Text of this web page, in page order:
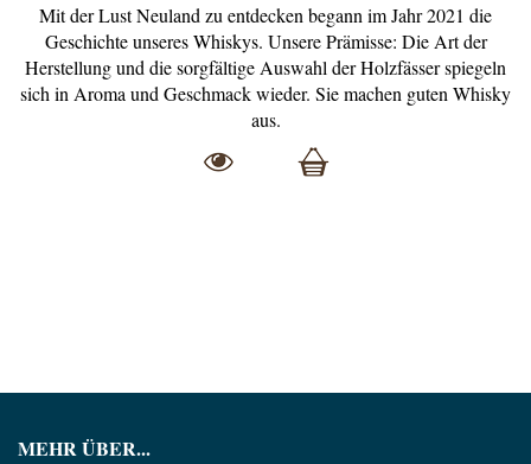
Mit der Lust Neuland zu entdecken begann im Jahr 2021 die
Geschichte unseres Whiskys. Unsere Prämisse: Die Art der
Herstellung und die sorgfältige Auswahl der Holzfässer spiegeln
sich in Aroma und Geschmack wieder. Sie machen guten Whisky
aus.
MEHR ÜBER...